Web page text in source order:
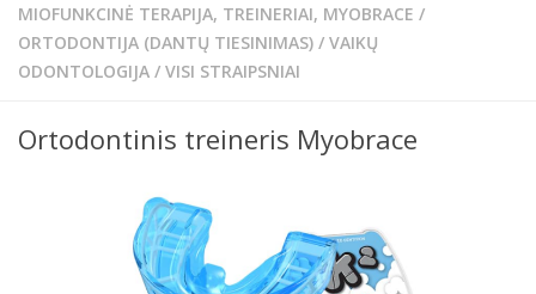
MIOFUNKCINĖ TERAPIJA, TREINERIAI, MYOBRACE /
ORTODONTIJA (DANTŲ TIESINIMAS) / VAIKŲ
ODONTOLOGIJA / VISI STRAIPSNIAI
Ortodontinis treineris Myobrace